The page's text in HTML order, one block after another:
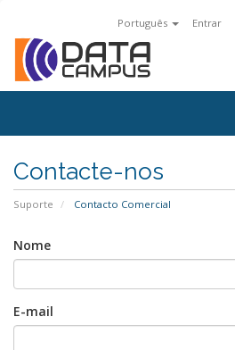
Português Entrar
Contacte-nos
Suporte Contacto Comercial
Nome
E-mail